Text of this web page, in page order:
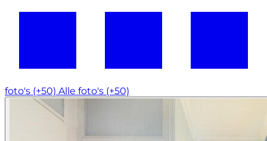
foto's (+50) Alle foto's (+50)